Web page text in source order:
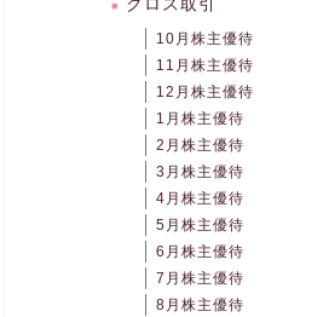
クロス取引
10月株主優待
11月株主優待
12月株主優待
1月株主優待
2月株主優待
3月株主優待
4月株主優待
5月株主優待
6月株主優待
7月株主優待
8月株主優待